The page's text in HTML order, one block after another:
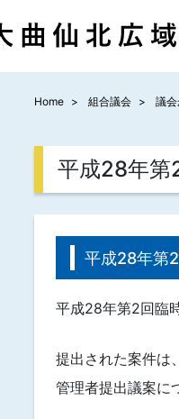
Home 組合議会 議
平成28年第
平成28年第
平成28年第2回臨
提出された案件は
管理者提出議案に